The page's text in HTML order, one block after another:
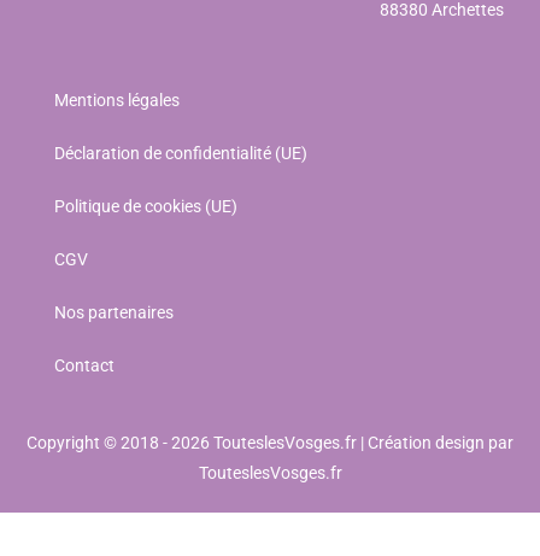
88380 Archettes
Mentions légales
Déclaration de confidentialité (UE)
Politique de cookies (UE)
CGV
Nos partenaires
Contact
Copyright © 2018 - 2026 TouteslesVosges.fr | Création design par
TouteslesVosges.fr